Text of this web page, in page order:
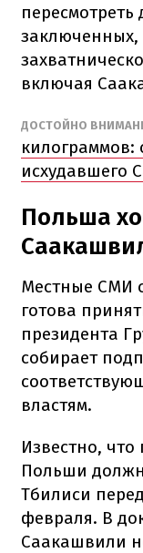
включая
ДОСТОЙНО
килограммов:
исхудавшего
Польша
Местные СМИ
готова
президента
собирает
властям.
Известно,
Польши
Тбилиси
февраля. В
Саакашвили